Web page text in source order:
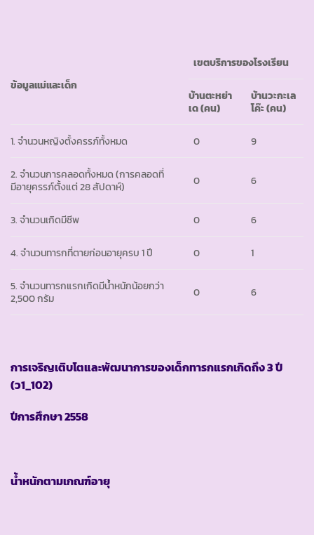
ข้อมูลแม่และเด็ก
เขตบริการของโรงเรียน
บ้านตะหย่า
เด (คน)
บ้านวะกะเล
โค๊ะ(คน)
1. จำนวนหญิงตั้งครรภ์ทั้งหมด 0 9
2. จำนวนการคลอดทั้งหมด (การคลอดที่
มีอายุครรภ์ตั้งแต่ 28 สัปดาห์)
0 6
3. จำนวนเกิดมีชีพ 0 6
4. จำนวนทารกที่ตายก่อนอายุครบ 1 ปี 0 1
5. จำนวนทารกแรกเกิดมีน้ำหนักน้อยกว่า
2,500 กรัม
0 6
การเจริญเติบโตและพัฒนาการของเด็กทารกแรกเกิดถึง3 ปี
(ว1_102)
ปีการศึกษา2558
น้ำหนักตามเกณฑ์อายุ